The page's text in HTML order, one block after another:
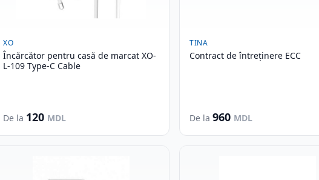
XO
Încărcător pentru casă de marcat XO-
L-109 Type-C Cable
De la 120 MDL
TINA
Contract de întreținere ECC
De la 960 MDL